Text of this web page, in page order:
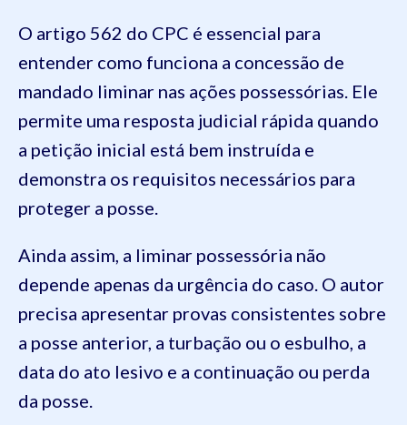
O artigo 562 do CPC é essencial para
entender como funciona a concessão de
mandado liminar nas ações possessórias. Ele
permite uma resposta judicial rápida quando
a petição inicial está bem instruída e
demonstra os requisitos necessários para
proteger a posse.
Ainda assim, a liminar possessória não
depende apenas da urgência do caso. O autor
precisa apresentar provas consistentes sobre
a posse anterior, a turbação ou o esbulho, a
data do ato lesivo e a continuação ou perda
da posse.